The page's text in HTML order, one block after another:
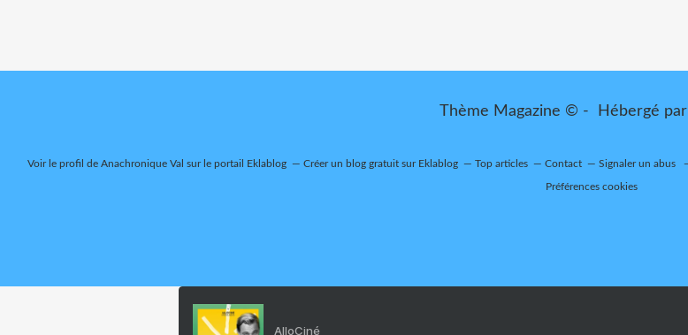
Thème Magazine © - Hébergé par
Voir le profil de Anachronique Val sur le portail Eklablog Créer un blog gratuit sur Eklablog Top articles Contact Signaler un abus
Préférences cookies
AlloCiné